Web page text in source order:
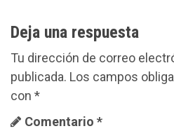
a
c
i
ó
Deja una respuesta
Tu dirección de correo
publicada. Los campos
con *
Comentario *